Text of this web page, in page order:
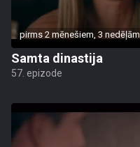
pirms 2 mēnešiem, 3 nedēļām
Samta dinastija
57. epizode